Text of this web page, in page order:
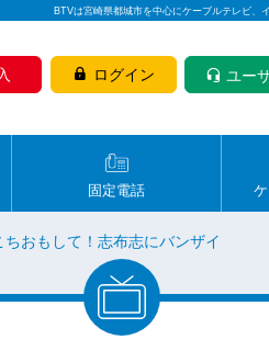
BTVは宮崎県都城市を中心にケーブルテレビ、
ログイン ユー
固定電話
ちおもして！志布志にバンザイ